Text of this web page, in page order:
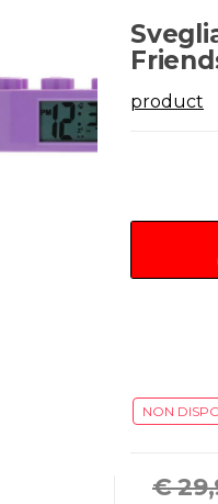
product
NON
€